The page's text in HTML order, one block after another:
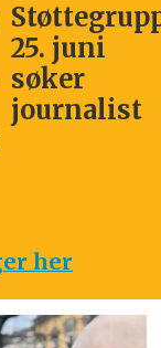
25. juni
søker
journalist
her